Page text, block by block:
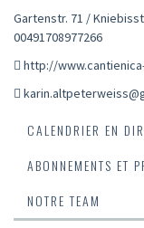
Gartenstr. 71 /
00491708977266
http://
CALENDRIER EN
ABONNEMENTS ET
NOTRE TEAM